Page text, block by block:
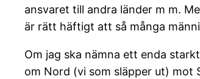
ansvaret till andra länder m m.
är rätt häftigt att så många
Om jag ska nämna ett enda
om Nord (vi som släpper ut) mot